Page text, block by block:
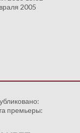
2005
премьеры: